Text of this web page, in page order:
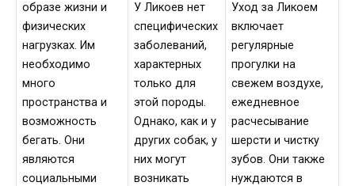
образе жизни и
физических
нагрузках. Им
необходимо
много
пространства и
возможность
бегать. Они
являются
социальными
У Ликоев нет
специфических
заболеваний,
характерных
только для
этой породы.
Однако, как и у
других собак, у
них могут
возникать
Уход за Ликоем
включает
регулярные
прогулки на
свежем воздухе,
ежедневное
расчесывание
шерсти и чистку
зубов. Они также
нуждаются в